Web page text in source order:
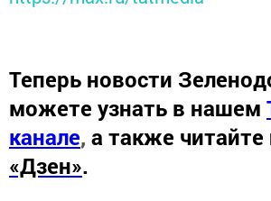
Теперь новости
можете узнать в нашем
канале, а также читайте
«Дзен».